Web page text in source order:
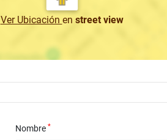
Ver Ubicación en street view
Nombre*